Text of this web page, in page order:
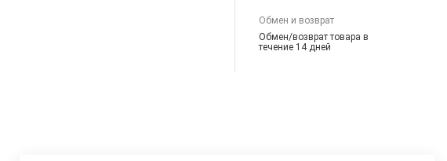
Обмен и возврат
Обмен/возврат товара в
течение 14 дней